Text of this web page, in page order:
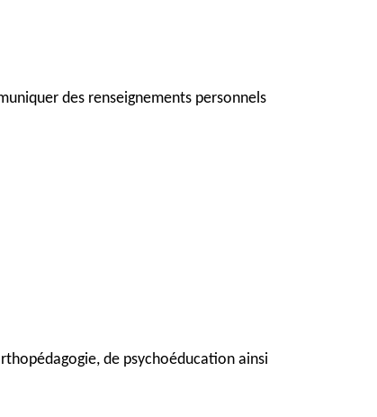
des renseignements personnels
de psychoéducation ainsi